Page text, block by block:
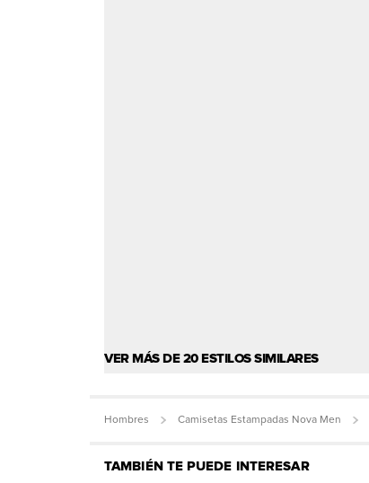
VER MÁS DE 20 ESTILOS SIMILARES
Hombres Camisetas Estampadas Nova Men
TAMBIÉN TE PUEDE INTERESAR